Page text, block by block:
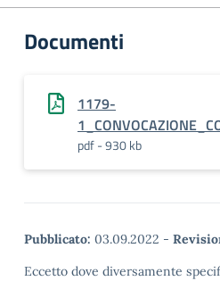
Documenti
1179-
pdf - 930 kb
Pubblicato: 03.09.2022 -
Eccetto dove diversamente